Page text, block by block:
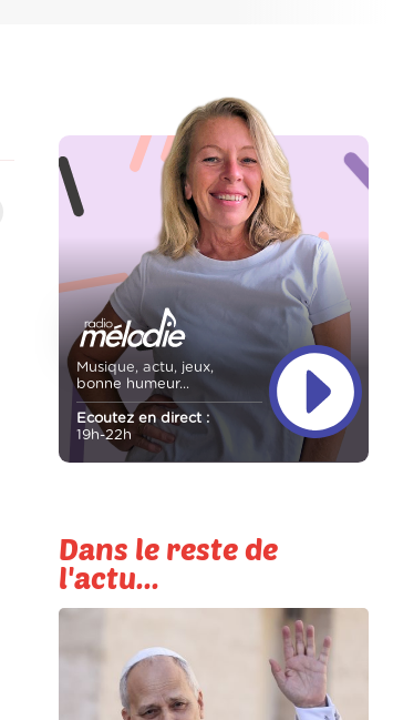
Musique, actu, jeux,
bonne humeur...
Ecoutez en direct :
19h-22h
Dans le reste de
l'actu...